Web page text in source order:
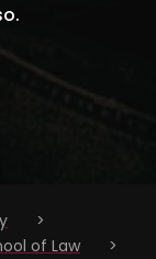
>
of Law
>